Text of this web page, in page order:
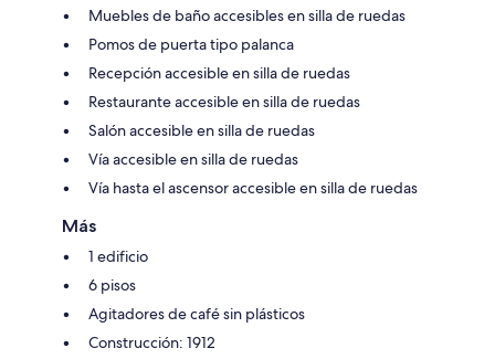
Muebles de baño accesibles en silla de ruedas
Pomos de puerta tipo palanca
Recepción accesible en silla de ruedas
Restaurante accesible en silla de ruedas
Salón accesible en silla de ruedas
Vía accesible en silla de ruedas
Vía hasta el ascensor accesible en silla de ruedas
Más
1 edificio
6 pisos
Agitadores de café sin plásticos
Construcción: 1912